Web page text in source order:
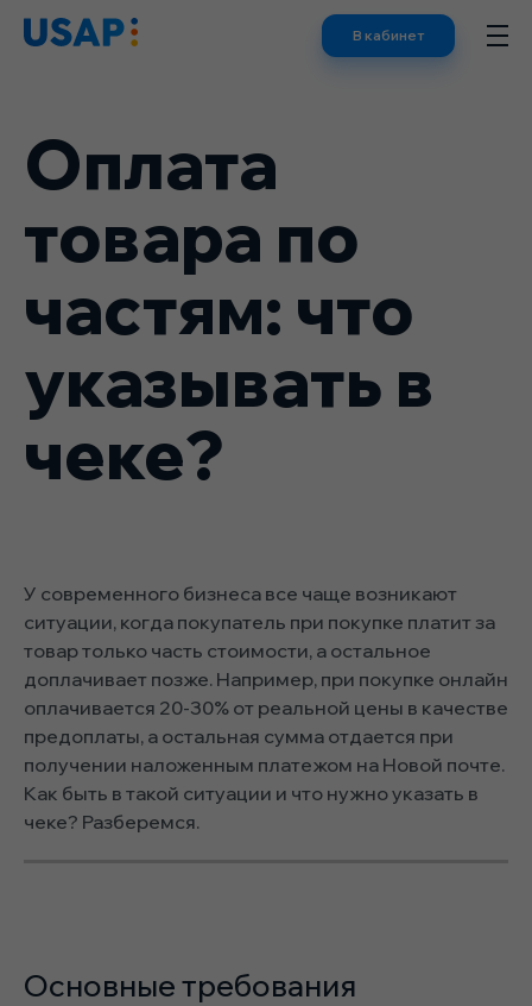
Skip
В кабинет
Оплата
товара по
частям: что
указывать в
чеке?
У современного бизнеса все чаще возникают
ситуации, когда покупатель при покупке платит за
товар только часть стоимости, а остальное
доплачивает позже. Например, при покупке онлайн
оплачивается 20-30% от реальной цены в качестве
предоплаты, а остальная сумма отдается при
получении наложенным платежом на Новой почте.
Как быть в такой ситуации и что нужно указать в
чеке? Разберемся.
Основные требования